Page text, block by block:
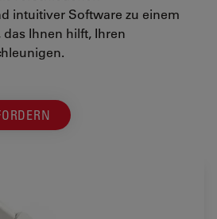
intuitiver Software zu einem
Ihnen hilft, Ihren